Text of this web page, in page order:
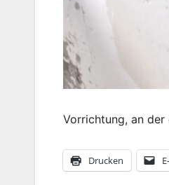
Vorrichtung, an der
Drucken